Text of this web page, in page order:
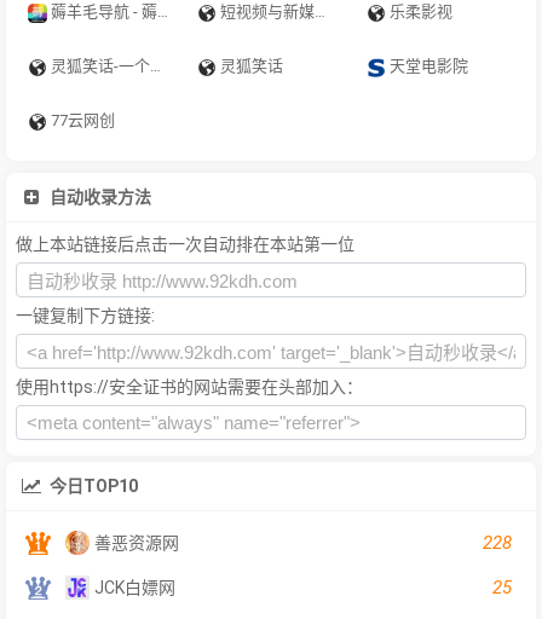
薅羊毛导航 - 薅羊毛就上薅羊毛导航 短视频与新媒体平台综合服务｜抖音·快手·小红书·视频号·微博·社区货源站 乐柔影视
灵狐笑话-一个有趣的灵魂社区！ 灵狐笑话 天堂电影院
77云网创
自动收录方法
做上本站链接后点击一次自动排在本站第一位
一键复制下方链接:
使用https://安全证书的网站需要在头部加入：
今日TOP10
善恶资源网 228
JCK白嫖网 25